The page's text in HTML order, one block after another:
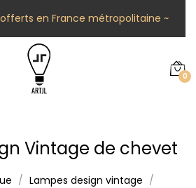
offerts en France métropolitaine ~
0
Vintage de chevet
Lampes design vintage